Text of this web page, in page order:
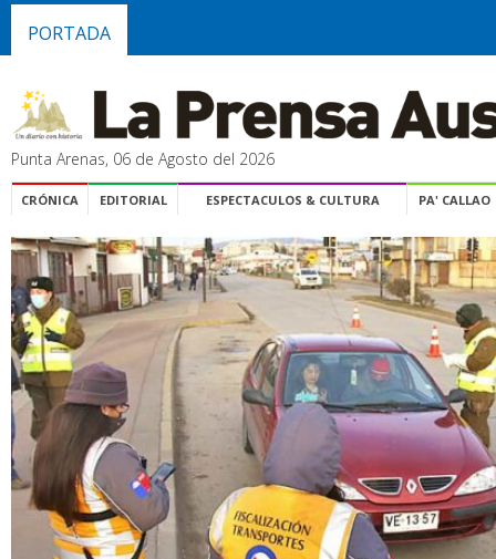
PORTADA
Punta Arenas, 06 de Agosto del 2026
CRÓNICA EDITORIAL ESPECTACULOS & CULTURA PA' CALLAO